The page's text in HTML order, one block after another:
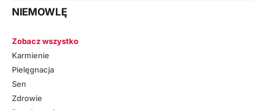
NIEMOWLĘ
Zobacz wszystko
Karmienie
Pielęgnacja
Sen
Zdrowie